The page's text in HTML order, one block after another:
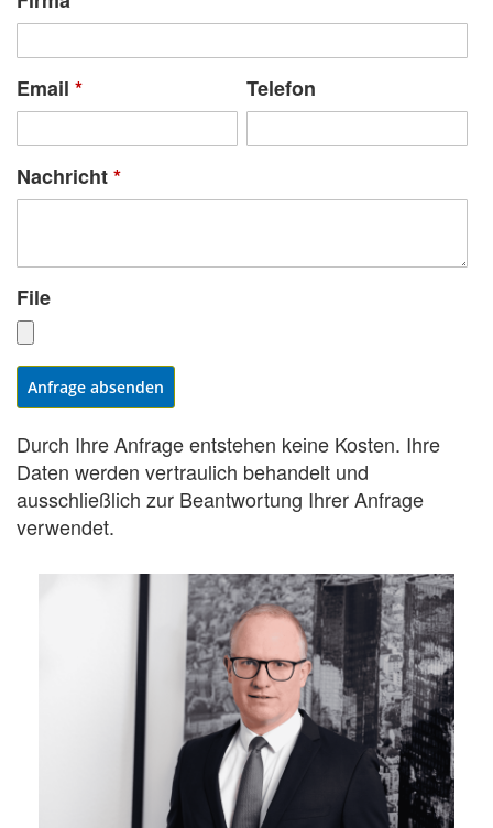
Email * Telefon
Nachricht*
File
Anfrage absenden
Durch Ihre Anfrage entstehen keine Kosten. Ihre
Daten werden vertraulich behandelt und
ausschließlich zur Beantwortung Ihrer Anfrage
verwendet.